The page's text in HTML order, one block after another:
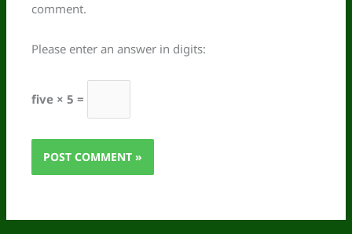
comment.
Please enter an answer in digits:
five × 5 =